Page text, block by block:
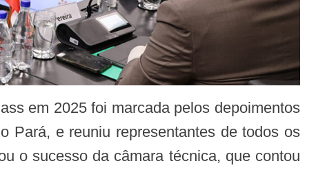
Pará, e reuniu representantes de todos os
o sucesso da câmara técnica, que contou